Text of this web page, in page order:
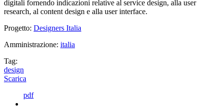
digitali fornendo indicazioni relative al service design, alla user
research, al content design e alla user interface.
Progetto: Designers Italia
Amministrazione: italia
Tag:
design
Scarica
pdf